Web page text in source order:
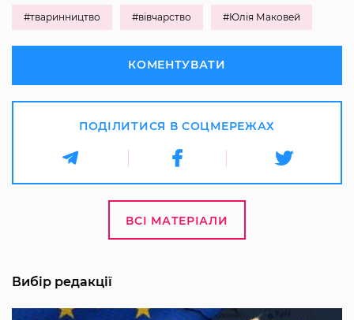
#тваринництво #вівчарство #Юлія Маковей
КОМЕНТУВАТИ
ПОДІЛИТИСЯ В СОЦМЕРЕЖАХ
ВСІ МАТЕРІАЛИ
Вибір редакції